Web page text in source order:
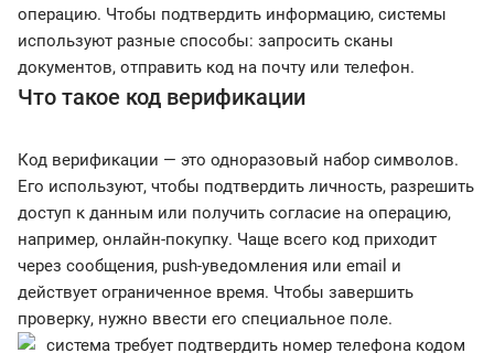
операцию. Чтобы подтвердить информацию, системы
используют разные способы: запросить сканы
документов, отправить код на почту или телефон.
Что такое код верификации
Код верификации — это одноразовый набор символов.
Его используют, чтобы подтвердить личность, разрешить
доступ к данным или получить согласие на операцию,
например, онлайн-покупку. Чаще всего код приходит
через сообщения, push-уведомления или email и
действует ограниченное время. Чтобы завершить
проверку, нужно ввести его специальное поле.